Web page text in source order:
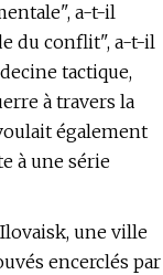
a-t-il
du conflit", a-t-il
tactique,
à travers la
également
à une série
une ville
encerclés par